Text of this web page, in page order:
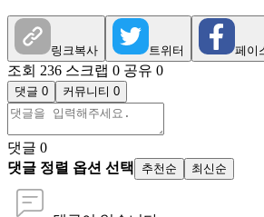
링크복사 트위터 페이
조회 236 스크랩 0 공유 0
댓글 0 커뮤니티 0
댓글 0
댓글 정렬 옵션 선택
추천순 최신순